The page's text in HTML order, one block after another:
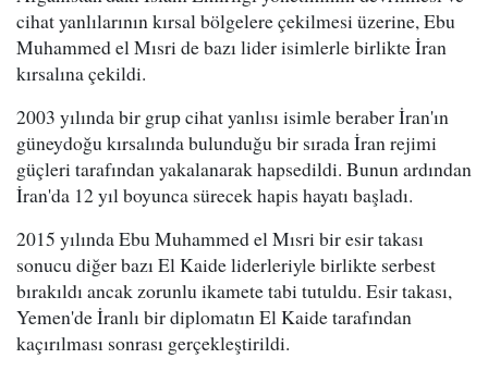
cihat yanlılarının kırsal bölgelere çekilmesi üzerine, Ebu
Muhammed el Mısri de bazı lider isimlerle birlikte İran
kırsalına çekildi.
2003 yılında bir grup cihat yanlısı isimle beraber İran'ın
güneydoğu kırsalında bulunduğu bir sırada İran rejimi
güçleri tarafından yakalanarak hapsedildi. Bunun ardından
İran'da 12 yıl boyunca sürecek hapis hayatı başladı.
2015 yılında Ebu Muhammed el Mısri bir esir takası
sonucu diğer bazı El Kaide liderleriyle birlikte serbest
bırakıldı ancak zorunlu ikamete tabi tutuldu. Esir takası,
Yemen'de İranlı bir diplomatın El Kaide tarafından
kaçırılması sonrası gerçekleştirildi.